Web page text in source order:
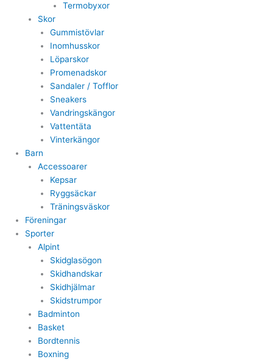
Termobyxor
Skor
Gummistövlar
Inomhusskor
Löparskor
Promenadskor
Sandaler / Tofflor
Sneakers
Vandringskängor
Vattentäta
Vinterkängor
Barn
Accessoarer
Kepsar
Ryggsäckar
Träningsväskor
Föreningar
Sporter
Alpint
Skidglasögon
Skidhandskar
Skidhjälmar
Skidstrumpor
Badminton
Basket
Bordtennis
Boxning